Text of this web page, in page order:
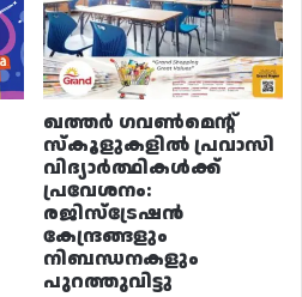
ഖത്തർ ഗവൺമെന്റ്
സ്കൂളുകളിൽ പ്രവാസി
വിദ്യാർത്ഥികൾക്ക്
പ്രവേശനം:
രജിസ്ട്രേഷൻ
കേന്ദ്രങ്ങളും
നിബന്ധനകളും
പുറത്തുവിട്ടു